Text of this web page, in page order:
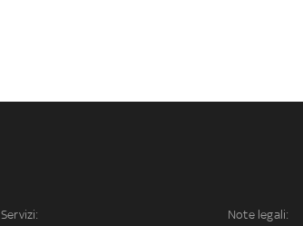
Servizi: Note legali: